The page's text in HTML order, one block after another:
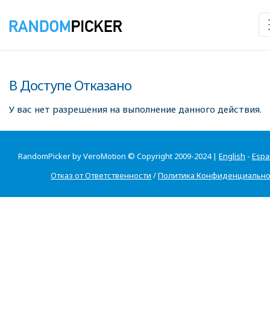
В Доступе Отказано
У вас нет разрешения на выполнение данного действия.
RandomPicker by VeroMotion © Copyright 2009-2024 | English -
Отказ от Ответственности /Политика